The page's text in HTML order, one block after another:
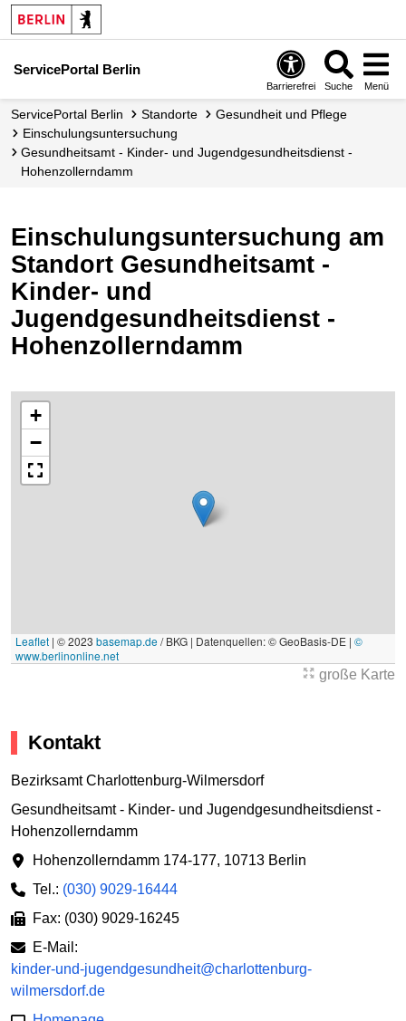
ServicePortal Berlin
Barrierefrei Suche Menü
ServicePortal Berlin Standorte
Gesundheit und Pflege
Einschulungsuntersuchung
Gesundheitsamt - Kinder- und Jugendgesundheitsdienst -
Hohenzollerndamm
Einschulungsuntersuchung am
Standort Gesundheitsamt -
Kinder- und
Jugendgesundheitsdienst -
Hohenzollerndamm
+
−
Leaflet | © 2023 basemap.de/ BKG | Datenquellen: © GeoBasis-DE | ©
www.berlinonline.net
große Karte
Kontakt
Bezirksamt Charlottenburg-Wilmersdorf
Gesundheitsamt - Kinder- und Jugendgesundheitsdienst -
Hohenzollerndamm
Hohenzollerndamm 174-177, 10713 Berlin
Tel.: (030) 9029-16444
Fax: (030) 9029-16245
E-Mail:
kinder-und-jugendgesundheit@charlottenburg-
wilmersdorf.de